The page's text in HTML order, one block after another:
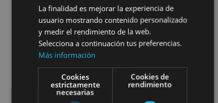
Camino de Santiago Visitas guiadas
Accesibilidad visual
La finalidad es mejorar la experiencia de
usuario mostrando contenido personalizado
y medir el rendimiento de la web.
Selecciona a continuación tus preferencias.
Más información
Cookies
estrictamente
necesarias
Cookies de
rendimiento